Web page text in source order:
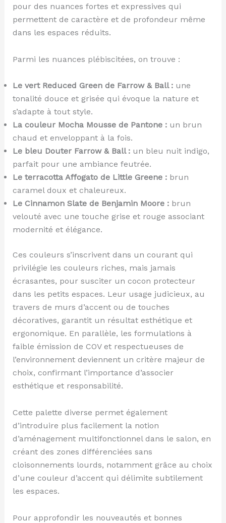
pour des nuances fortes et expressives qui
permettent de caractère et de profondeur même
dans les espaces réduits.
Parmi les nuances plébiscitées, on trouve :
Le vert Reduced Green de Farrow & Ball :une
tonalité douce et grisée qui évoque la nature et
s’adapte à tout style.
La couleur Mocha Mousse de Pantone :un brun
chaud et enveloppant à la fois.
Le bleu Douter Farrow & Ball :un bleu nuit indigo,
parfait pour une ambiance feutrée.
Le terracotta Affogato de Little Greene :brun
caramel doux et chaleureux.
Le Cinnamon Slate de Benjamin Moore :brun
velouté avec une touche grise et rouge associant
modernité et élégance.
Ces couleurs s’inscrivent dans un courant qui
privilégie les couleurs riches, mais jamais
écrasantes, pour susciter un cocon protecteur
dans les petits espaces. Leur usage judicieux, au
travers de murs d’accent ou de touches
décoratives, garantit un résultat esthétique et
ergonomique. En parallèle, les formulations à
faible émission de COV et respectueuses de
l’environnement deviennent un critère majeur de
choix, confirmant l’importance d’associer
esthétique et responsabilité.
Cette palette diverse permet également
d’introduire plus facilement la notion
d’aménagement multifonctionnel dans le salon, en
créant des zones différenciées sans
cloisonnements lourds, notamment grâce au choix
d’une couleur d’accent qui délimite subtilement
les espaces.
Pour approfondir les nouveautés et bonnes